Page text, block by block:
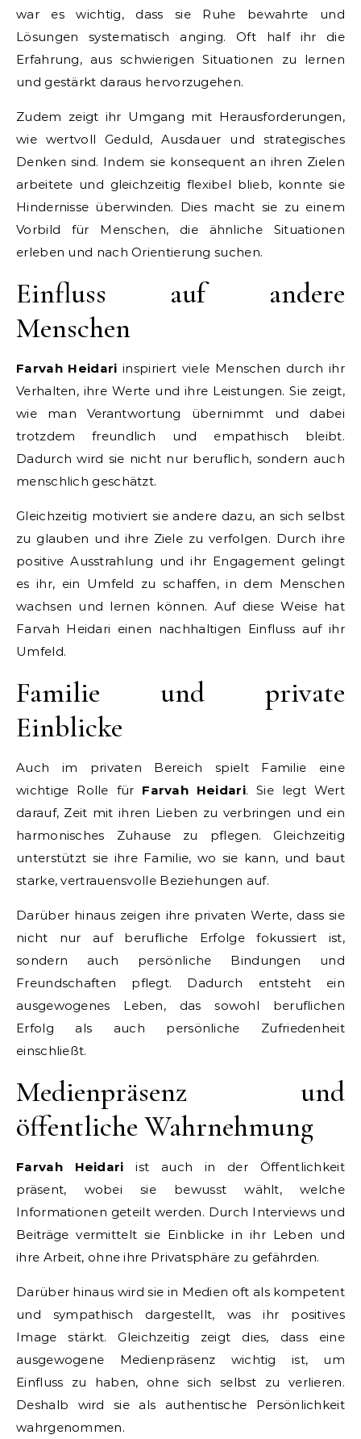
war es wichtig, dass sie Ruhe bewahrte und
Lösungen systematisch anging. Oft half ihr die
Erfahrung, aus schwierigen Situationen zu lernen
und gestärkt daraus hervorzugehen.
Zudem zeigt ihr Umgang mit Herausforderungen,
wie wertvoll Geduld, Ausdauer und strategisches
Denken sind. Indem sie konsequent an ihren Zielen
arbeitete und gleichzeitig flexibel blieb, konnte sie
Hindernisse überwinden. Dies macht sie zu einem
Vorbild für Menschen, die ähnliche Situationen
erleben und nach Orientierung suchen.
Einfluss auf andere
Menschen
Farvah Heidari inspiriert viele Menschen durch ihr
Verhalten, ihre Werte und ihre Leistungen. Sie zeigt,
wie man Verantwortung übernimmt und dabei
trotzdem freundlich und empathisch bleibt.
Dadurch wird sie nicht nur beruflich, sondern auch
menschlich geschätzt.
Gleichzeitig motiviert sie andere dazu, an sich selbst
zu glauben und ihre Ziele zu verfolgen. Durch ihre
positive Ausstrahlung und ihr Engagement gelingt
es ihr, ein Umfeld zu schaffen, in dem Menschen
wachsen und lernen können. Auf diese Weise hat
Farvah Heidari einen nachhaltigen Einfluss auf ihr
Umfeld.
Familie und private
Einblicke
Auch im privaten Bereich spielt Familie eine
wichtige Rolle für Farvah Heidari. Sie legt Wert
darauf, Zeit mit ihren Lieben zu verbringen und ein
harmonisches Zuhause zu pflegen. Gleichzeitig
unterstützt sie ihre Familie, wo sie kann, und baut
starke, vertrauensvolle Beziehungen auf.
Darüber hinaus zeigen ihre privaten Werte, dass sie
nicht nur auf berufliche Erfolge fokussiert ist,
sondern auch persönliche Bindungen und
Freundschaften pflegt. Dadurch entsteht ein
ausgewogenes Leben, das sowohl beruflichen
Erfolg als auch persönliche Zufriedenheit
einschließt.
Medienpräsenz und
öffentliche Wahrnehmung
Farvah Heidari ist auch in der Öffentlichkeit
präsent, wobei sie bewusst wählt, welche
Informationen geteilt werden. Durch Interviews und
Beiträge vermittelt sie Einblicke in ihr Leben und
ihre Arbeit, ohne ihre Privatsphäre zu gefährden.
Darüber hinaus wird sie in Medien oft als kompetent
und sympathisch dargestellt, was ihr positives
Image stärkt. Gleichzeitig zeigt dies, dass eine
ausgewogene Medienpräsenz wichtig ist, um
Einfluss zu haben, ohne sich selbst zu verlieren.
Deshalb wird sie als authentische Persönlichkeit
wahrgenommen.